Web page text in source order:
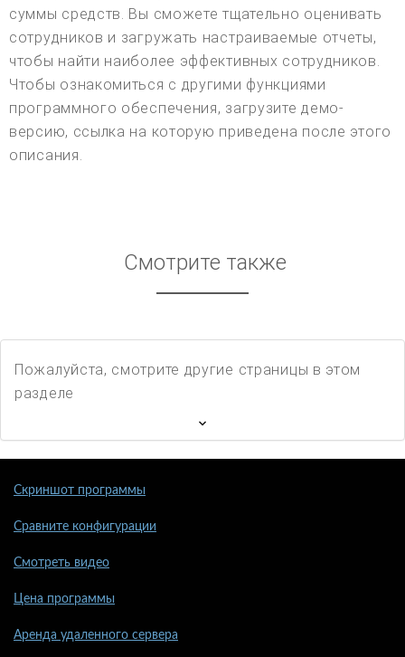
суммы средств. Вы сможете тщательно оценивать
сотрудников и загружать настраиваемые отчеты,
чтобы найти наиболее эффективных сотрудников.
Чтобы ознакомиться с другими функциями
программного обеспечения, загрузите демо-
версию, ссылка на которую приведена после этого
описания.
Смотрите также
Пожалуйста, смотрите другие страницы в этом
разделе
Скриншот программы
Сравните конфигурации
Смотреть видео
Цена программы
Аренда удаленного сервера